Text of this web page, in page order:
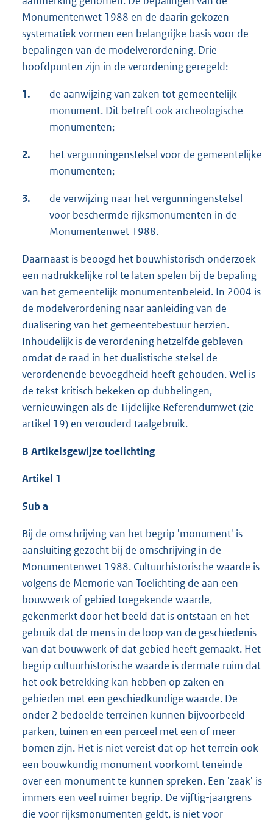
Monumentenwet 1988 en de daarin gekozen
systematiek vormen een belangrijke basis voor de
bepalingen van de modelverordening. Drie
hoofdpunten zijn in de verordening geregeld:
1.
de aanwijzing van zaken tot gemeentelijk
monument. Dit betreft ook archeologische
monumenten;
2.
het vergunningenstelsel voor de gemeentelijke
monumenten;
3.
de verwijzing naar het vergunningenstelsel
voor beschermde rijksmonumenten in de
Monumentenwet 1988.
Daarnaast is beoogd het bouwhistorisch onderzoek
een nadrukkelijke rol te laten spelen bij de bepaling
van het gemeentelijk monumentenbeleid. In 2004 is
de modelverordening naar aanleiding van de
dualisering van het gemeentebestuur herzien.
Inhoudelijk is de verordening hetzelfde gebleven
omdat de raad in het dualistische stelsel de
verordenende bevoegdheid heeft gehouden. Wel is
de tekst kritisch bekeken op dubbelingen,
vernieuwingen als de Tijdelijke Referendumwet (zie
artikel 19) en verouderd taalgebruik.
B Artikelsgewijze toelichting
Artikel 1
Sub a
Bij de omschrijving van het begrip 'monument' is
aansluiting gezocht bij de omschrijving in de
Monumentenwet 1988. Cultuurhistorische waarde is
volgens de Memorie van Toelichting de aan een
bouwwerk of gebied toegekende waarde,
gekenmerkt door het beeld dat is ontstaan en het
gebruik dat de mens in de loop van de geschiedenis
van dat bouwwerk of dat gebied heeft gemaakt. Het
begrip cultuurhistorische waarde is dermate ruim dat
het ook betrekking kan hebben op zaken en
gebieden met een geschiedkundige waarde. De
onder 2 bedoelde terreinen kunnen bijvoorbeeld
parken, tuinen en een perceel met een of meer
bomen zijn. Het is niet vereist dat op het terrein ook
een bouwkundig monument voorkomt teneinde
over een monument te kunnen spreken. Een 'zaak' is
immers een veel ruimer begrip. De vijftig-jaargrens
die voor rijksmonumenten geldt, is niet voor